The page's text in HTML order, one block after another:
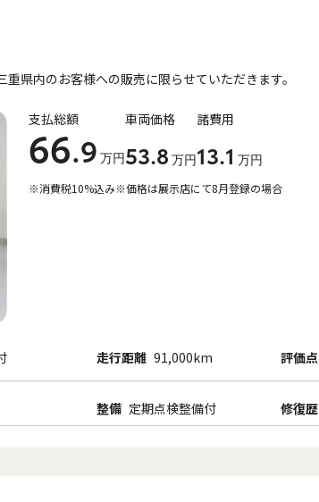
県内のお客様への販売に限らせていただきます。
支払総額
66.9 万円
車両価格
53.8 万円
諸費用
13.1 万円
※消費税10%込み※価格は展示店にて8月登録の場合
走行距離 91,000km 評価点
整備 定期点検整備付 修復歴